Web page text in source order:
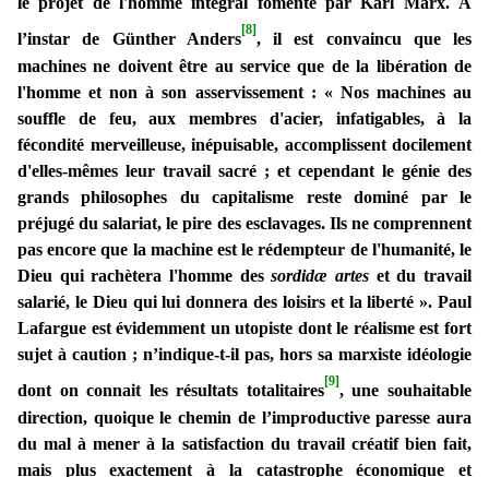
l’instar de Günther Anders[8], il est convaincu que les
machines ne doivent être au service que de la libération de
l'homme et non à son asservissement : « Nos machines au
souffle de feu, aux membres d'acier, infatigables, à la
fécondité merveilleuse, inépuisable, accomplissent docilement
d'elles-mêmes leur travail sacré ; et cependant le génie des
grands philosophes du capitalisme reste dominé par le
préjugé du salariat, le pire des esclavages. Ils ne comprennent
pas encore que la machine est le rédempteur de l'humanité, le
Dieu qui rachètera l'homme dessordidæ artes et du travail
salarié, le Dieu qui lui donnera des loisirs et la liberté ». Paul
Lafargue est évidemment un utopiste dont le réalisme est fort
sujet à caution ; n’indique-t-il pas, hors sa marxiste idéologie
dont on connait les résultats totalitaires[9], une souhaitable
direction, quoique le chemin de l’improductive paresse aura
du mal à mener à la satisfaction du travail créatif bien fait,
mais plus exactement à la catastrophe économique et